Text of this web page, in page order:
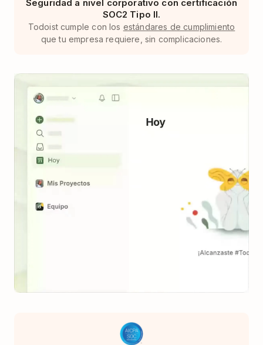
Seguridad a nivel corporativo con certificación
SOC2 Tipo II.
Todoist cumple con los estándares de cumplimiento
que tu empresa requiere, sin complicaciones.